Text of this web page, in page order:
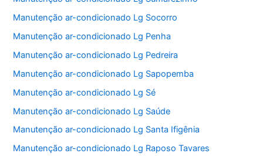
Manutenção ar-condicionado Lg Socorro
Manutenção ar-condicionado Lg Penha
Manutenção ar-condicionado Lg Pedreira
Manutenção ar-condicionado Lg Sapopemba
Manutenção ar-condicionado Lg Sé
Manutenção ar-condicionado Lg Saúde
Manutenção ar-condicionado Lg Santa Ifigênia
Manutenção ar-condicionado Lg Raposo Tavares